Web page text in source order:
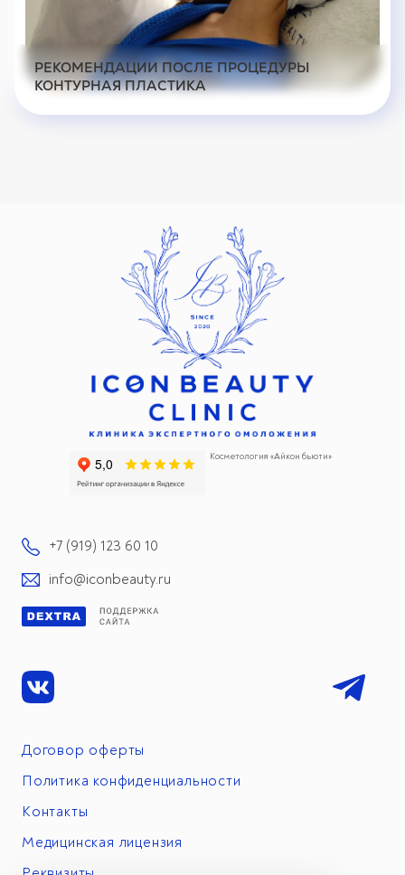
РЕКОМЕНДАЦИИ ПОСЛЕ ПРОЦЕДУРЫ
КОНТУРНАЯ ПЛАСТИКА
Договор оферты
Политика конфиденциальности
Контакты
Медицинская лицензия
Косметология «Айкон бьюти»
+7 (919) 123 60 10
info@iconbeauty.ru